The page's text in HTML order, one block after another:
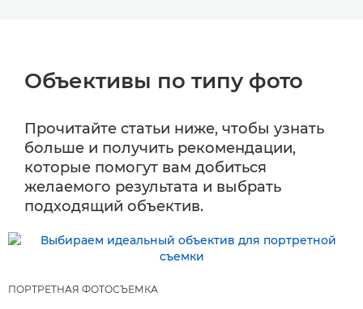
Объективы по типу фото
Прочитайте статьи ниже, чтобы узнать
больше и получить рекомендации,
которые помогут вам добиться
желаемого результата и выбрать
подходящий объектив.
ПОРТРЕТНАЯ ФОТОСЪЕМКА